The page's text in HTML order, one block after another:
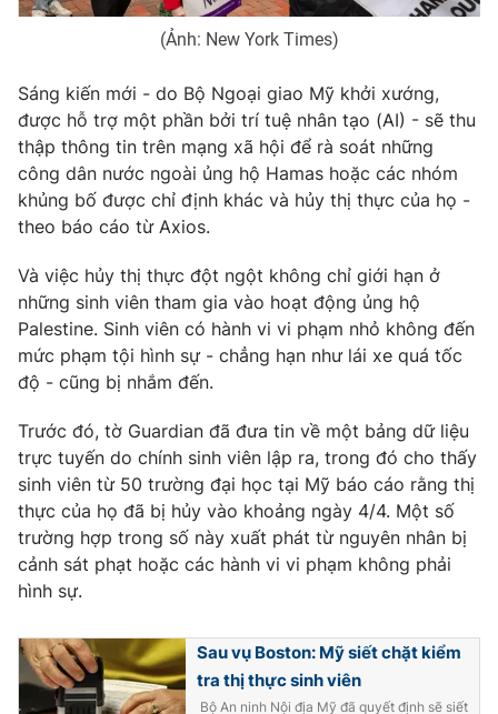
Thị trường 24h Tấm lòng Việt
VTV9 VTV8
Liên hệ tòa soạn English
THỜI BÁO VTV
Theo dõi báo trên
Cơ quan chủ quản: Đài Truyền hình Việt Nam
Cơ quan báo chí:
Thời báo VTV
Giấy phép hoạt động báo in và báo điện tử số 483/GP-BTTTT
cấp ngày 29/12/2023
Phó Tổng Biên tập:Nguyễn Thị Mỹ Hạnh, Phạm Quốc Thắng,
Nguyễn Trọng Ninh
Tổng đài VTV:024.38 355 931 - 024.38 355 932
(Ảnh: New York Times)
Sáng kiến ​​mới - do Bộ Ngoại giao Mỹ khởi xướng,
được hỗ trợ một phần bởi trí tuệ nhân tạo (AI) - sẽ thu
thập thông tin trên mạng xã hội để rà soát những
công dân nước ngoài ủng hộ Hamas hoặc các nhóm
khủng bố được chỉ định khác và hủy thị thực của họ -
theo báo cáo từ Axios.
Và việc hủy thị thực đột ngột không chỉ giới hạn ở
những sinh viên tham gia vào hoạt động ủng hộ
Palestine. Sinh viên có hành vi vi phạm nhỏ không đến
mức phạm tội hình sự - chẳng hạn như lái xe quá tốc
độ - cũng bị nhắm đến.
Trước đó, tờ Guardian đã đưa tin về một bảng dữ liệu
trực tuyến do chính sinh viên lập ra, trong đó cho thấy
sinh viên từ 50 trường đại học tại Mỹ báo cáo rằng thị
thực của họ đã bị hủy vào khoảng ngày 4/4. Một số
trường hợp trong số này xuất phát từ nguyên nhân bị
cảnh sát phạt hoặc các hành vi vi phạm không phải
hình sự.
Sau vụ Boston: Mỹ siết chặt kiểm
tra thị thực sinh viên
Bộ An ninh Nội địa Mỹ đã quyết định sẽ siết